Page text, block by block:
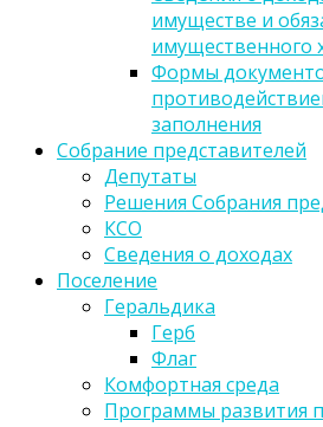
имуществе и
имущественного
Формы
заполнения
Собрание представителей
Депутаты
Решения Собрания
КСО
Сведения о доходах
Поселение
Геральдика
Герб
Флаг
Комфортная среда
Программы развития